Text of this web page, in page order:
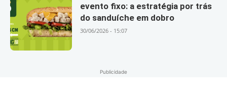
evento fixo: a estratégia por trás
do sanduíche em dobro
30/06/2026 - 15:07
Publicidade